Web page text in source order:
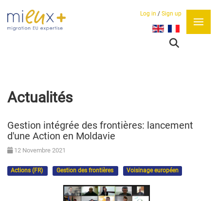
Log in / Sign up
Sélectionnez votre
Actualités
Gestion intégrée des frontières: lancement
d'une Action en Moldavie
12 Novembre 2021
Actions (FR) Gestion des frontières Voisinage européen